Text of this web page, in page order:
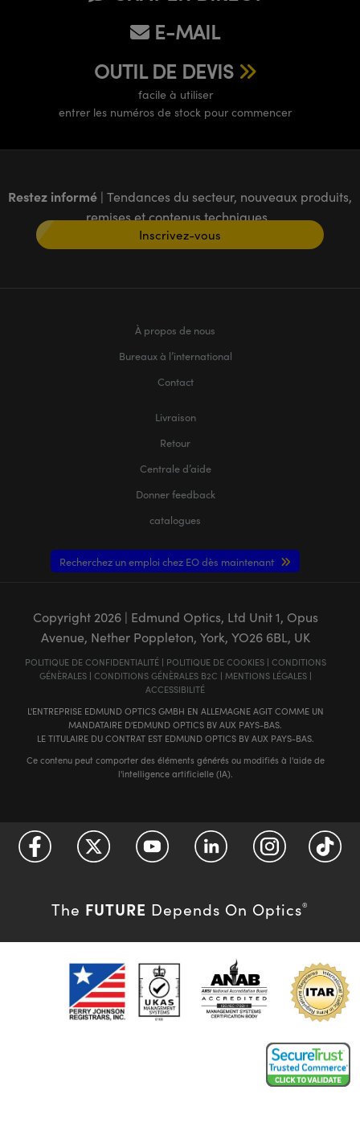
E-MAIL
OUTIL DE DEVIS
facile à utiliser
entrer les numéros de stock pour commencer
Restez informé | Tendances du secteur, nouveaux produits,
remises et contenus techniques
Inscrivez-vous
À propos de nous
Bureaux à l’international
Contact
Livraison
Retour
Centrale d’aide
Donner feedback
catalogues
Recherchez un emploi chez EO dès maintenant
Copyright 2026| Edmund Optics, Ltd Unit 1, Opus
Avenue, Nether Poppleton, York, YO26 6BL, UK
POLITIQUE DE CONFIDENTIALITÉ| POLITIQUE DE COOKIES| CONDITIONS
GÉNÈRALES| CONDITIONS GÉNÈRALES B2C | MENTIONS LÉGALES|
ACCESSIBILITÉ
L'ENTREPRISE EDMUND OPTICS GMBH EN ALLEMAGNE AGIT COMME UN
MANDATAIRE D'EDMUND OPTICS BV AUX PAYS-BAS.
LE TITULAIRE DU CONTRAT EST EDMUND OPTICS BV AUX PAYS-BAS.
Ce contenu peut comporter des éléments générés ou modifiés à l'aide de
l'intelligence artificielle (IA).
The FUTURE Depends On Optics®